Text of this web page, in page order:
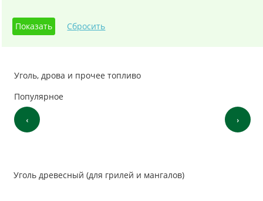
Уголь, дрова и прочее топливо
Популярное
‹ ›
Уголь древесный (для грилей и мангалов)